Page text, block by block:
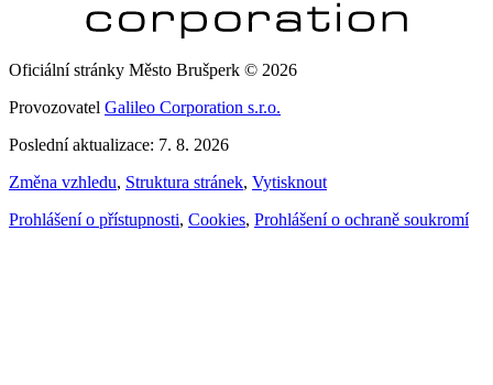
Oficiální stránky Město Brušperk © 2026
Provozovatel Galileo Corporation s.r.o.
Poslední aktualizace: 7. 8. 2026
Změna vzhledu, Struktura stránek, Vytisknout
Prohlášení o přístupnosti, Cookies, Prohlášení o ochraně soukromí